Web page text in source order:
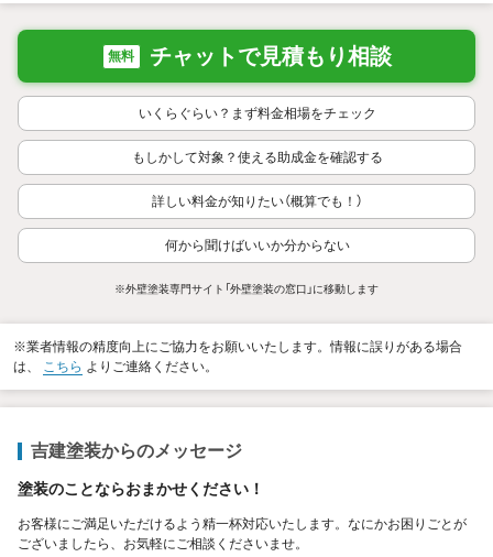
無料 チャットで見積もり相談
いくらぐらい？まず料金相場をチェック
もしかして対象？使える助成金を確認する
詳しい料金が知りたい（概算でも！）
何から聞けばいいか分からない
※外壁塗装専門サイト「外壁塗装の窓口」に移動します
※業者情報の精度向上にご協力をお願いいたします。情報に誤りがある場合
は、 こちら よりご連絡ください。
吉建塗装からのメッセージ
塗装のことならおまかせください！
お客様にご満足いただけるよう精一杯対応いたします。なにかお困りごとが
ございましたら、お気軽にご相談くださいませ。